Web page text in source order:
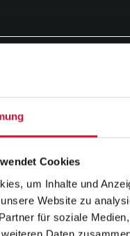
Cookies
um Inhalte und
Website zu
für soziale